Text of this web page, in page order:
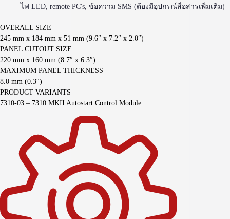
ไฟ LED, remote PC's, ข้อความ SMS (ต้องมีอุปกรณ์สื่อสารเพิ่มเติม)
OVERALL SIZE
245 mm x 184 mm x 51 mm (9.6″ x 7.2″ x 2.0″)
PANEL CUTOUT SIZE
220 mm x 160 mm (8.7″ x 6.3″)
MAXIMUM PANEL THICKNESS
8.0 mm (0.3″)
PRODUCT VARIANTS
7310-03 – 7310 MKII Autostart Control Module